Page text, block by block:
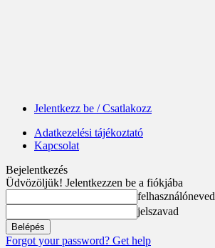
Jelentkezz be / Csatlakozz
Adatkezelési tájékoztató
Kapcsolat
Bejelentkezés
Üdvözöljük! Jelentkezzen be a fiókjába
felhasználóneved
jelszavad
Forgot your password? Get help